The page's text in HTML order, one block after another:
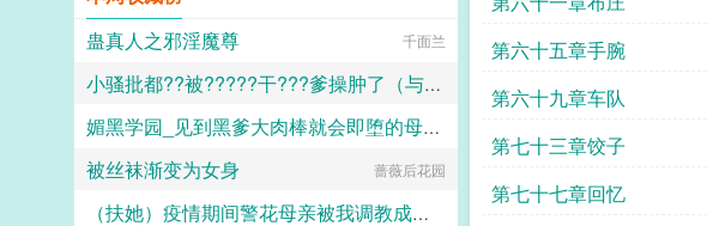
第六十五章手腕
第六十九章车队
第七十三章饺子
第七十七章回忆
蛊真人之邪淫魔尊
千面兰
小骚批都??被?????干???爹操肿了（与狼共枕）
百无禁忌
媚黑学园_见到黑爹大肉棒就会即堕的母猪教师和婊子学生
佚名
被丝袜渐变为女身 蔷薇后花园
（扶她）疫情期间警花母亲被我调教成三洞全开的肉便器母狗